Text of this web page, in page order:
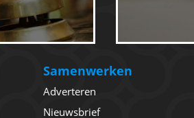
Samenwerken
Adverteren
Nieuwsbrief